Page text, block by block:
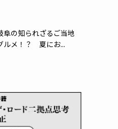
阜の知られざるご当地
ルメ！？ 夏にお...